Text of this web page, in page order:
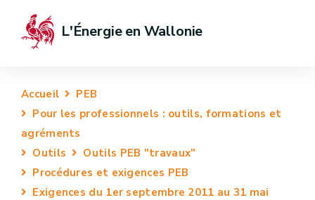
L'Énergie en Wallonie
Accueil
PEB
Pour les professionnels : outils, formations et
agréments
Outils
Outils PEB "travaux"
Procédures et exigences PEB
Exigences du 1er septembre 2011 au 31 mai